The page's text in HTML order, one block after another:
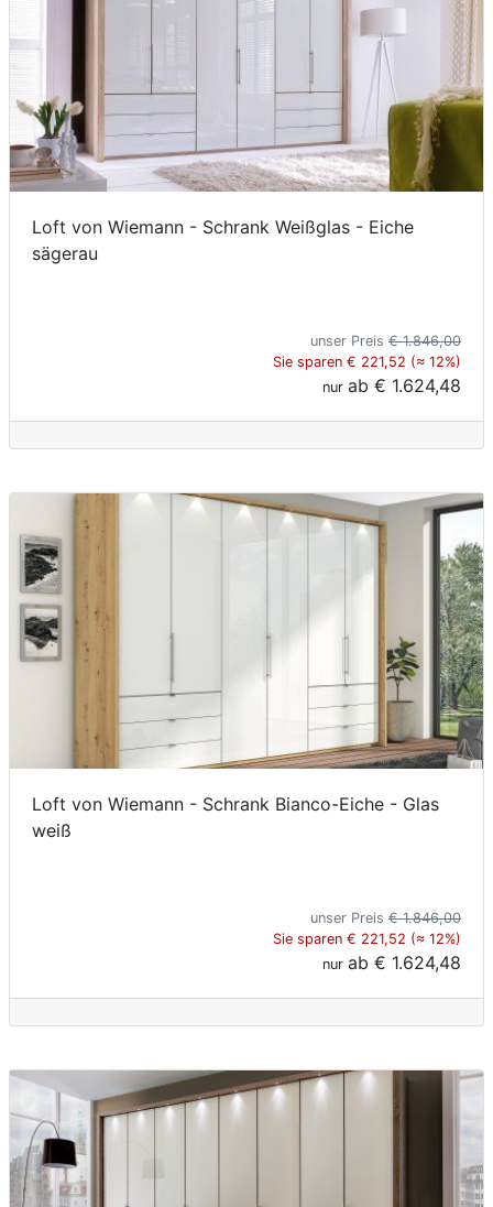
Loft von Wiemann - Schrank Weißglas - Eiche
sägerau
unser Preis € 1.846,00
Sie sparen € 221,52 (≈ 12%)
nur ab € 1.624,48
Loft von Wiemann - Schrank Bianco-Eiche - Glas
weiß
unser Preis € 1.846,00
Sie sparen € 221,52 (≈ 12%)
nur ab € 1.624,48